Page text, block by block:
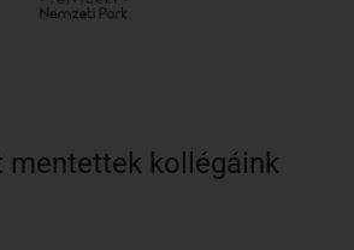
mentettek kollégáink